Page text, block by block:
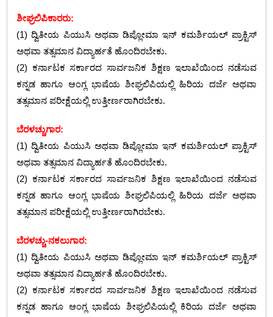
ಶೀಘ್ರಲಿಪಿಕಾರರು:
(1) ದ್ವಿತೀಯ ಪಿಯುಸಿ ಅಥವಾ ಡಿಪ್ಲೋಮಾ ಇನ್‌ ಕಮರ್ಶಿಯಲ್‌ ಪ್ರಾಕ್ಟಿಸ್‌
ಅಥವಾ ತತ್ಸಮಾನ ವಿದ್ಯಾರ್ಹತೆ ಹೊಂದಿರಬೇಕು.
(2) ಕರ್ನಾಟಕ ಸರ್ಕಾರದ ಸಾರ್ವಜನಿಕ ಶಿಕ್ಷಣ ಇಲಾಖೆಯಿಂದ ನಡೆಸುವ
ಕನ್ನಡ ಹಾಗೂ ಆಂಗ್ಲ ಭಾಷೆಯ ಶೀಘ್ರಲಿಪಿಯಲ್ಲಿ ಹಿರಿಯ ದರ್ಜೆ ಅಥವಾ
ತತ್ಸಮಾನ ಪರೀಕ್ಷೆಯಲ್ಲಿ ಉತ್ತೀರ್ಣರಾಗಿರಬೇಕು.
ಬೆರಳಚ್ಚುಗಾರ:
(1) ದ್ವಿತೀಯ ಪಿಯುಸಿ ಅಥವಾ ಡಿಪ್ಲೋಮಾ ಇನ್‌ ಕಮರ್ಶಿಯಲ್‌ ಪ್ರಾಕ್ಟಿಸ್‌
ಅಥವಾ ತತ್ಸಮಾನ ವಿದ್ಯಾರ್ಹತೆ ಹೊಂದಿರಬೇಕು.
(2) ಕರ್ನಾಟಕ ಸರ್ಕಾರದ ಸಾರ್ವಜನಿಕ ಶಿಕ್ಷಣ ಇಲಾಖೆಯಿಂದ ನಡೆಸುವ
ಕನ್ನಡ ಹಾಗೂ ಆಂಗ್ಲ ಭಾಷೆಯ ಶೀಘ್ರಲಿಪಿಯಲ್ಲಿ ಹಿರಿಯ ದರ್ಜೆ ಅಥವಾ
ತತ್ಸಮಾನ ಪರೀಕ್ಷೆಯಲ್ಲಿ ಉತ್ತೀರ್ಣರಾಗಿರಬೇಕು.
ಬೆರಳಚ್ಚು-ನಕಲುಗಾರ:
(1) ದ್ವಿತೀಯ ಪಿಯುಸಿ ಅಥವಾ ಡಿಪ್ಲೋಮಾ ಇನ್‌ ಕಮರ್ಶಿಯಲ್‌ ಪ್ರಾಕ್ಟಿಸ್‌
ಅಥವಾ ತತ್ಸಮಾನ ವಿದ್ಯಾರ್ಹತೆ ಹೊಂದಿರಬೇಕು.
(2) ಕರ್ನಾಟಕ ಸರ್ಕಾರದ ಸಾರ್ವಜನಿಕ ಶಿಕ್ಷಣ ಇಲಾಖೆಯಿಂದ ನಡೆಸುವ
ಕನ್ನಡ ಹಾಗೂ ಆಂಗ್ಲ ಭಾಷೆಯ ಶೀಘ್ರಲಿಪಿಯಲ್ಲಿ ಕಿರಿಯ ದರ್ಜೆ ಅಥವಾ